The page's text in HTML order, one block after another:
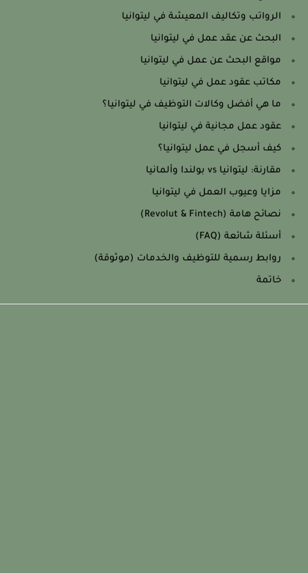
الرواتب وتكاليف المعيشة في ليتوانيا
البحث عن عقد عمل في ليتوانيا
مواقع البحث عن عمل في ليتوانيا
مكاتب عقود عمل في ليتوانيا
ما هي أفضل وكالات التوظيف في ليتوانيا؟
عقود عمل مجانية في ليتوانيا
كيف أسجل في عمل ليتوانيا؟
مقارنة: ليتوانيا vs بولندا وألمانيا
مزايا وعيوب العمل في ليتوانيا
نصائح هامة (Revolut & Fintech)
أسئلة شائعة (FAQ)
روابط رسمية للتوظيف والخدمات (موثوقة)
خاتمة